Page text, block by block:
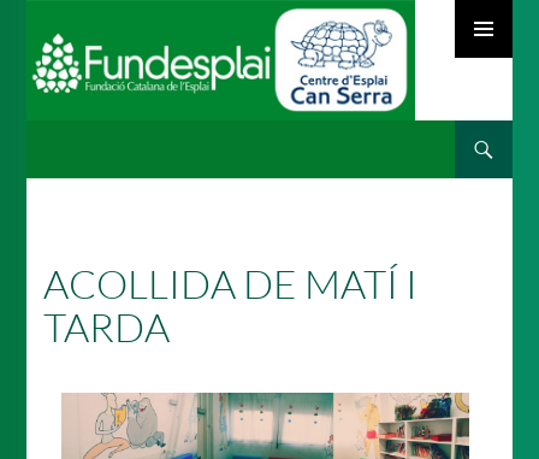
ACOLLIDA DE MATÍ I
TARDA
MÓN ESCOLAR